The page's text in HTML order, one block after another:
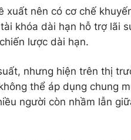
xuất nên có cơ chế
khóa dài hạn hỗ trợ lãi
lược dài hạn.
nhưng hiện trên thị
thể áp dụng chung
người còn nhầm lẫn